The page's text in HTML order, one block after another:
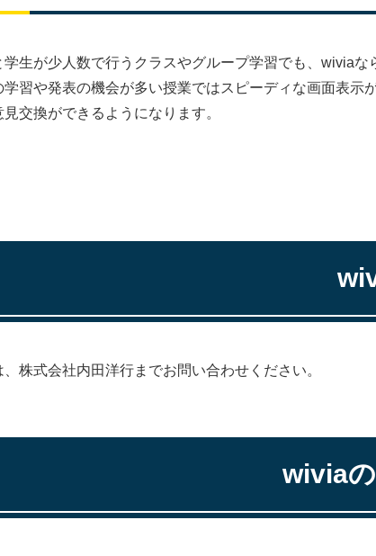
学生が少人数で行うクラスやグループ学習でも、wiviaな
学習や発表の機会が多い授業ではスピーディな画面表
見交換ができるようになります。
、株式会社内田洋行までお問い合わせください。
wivia